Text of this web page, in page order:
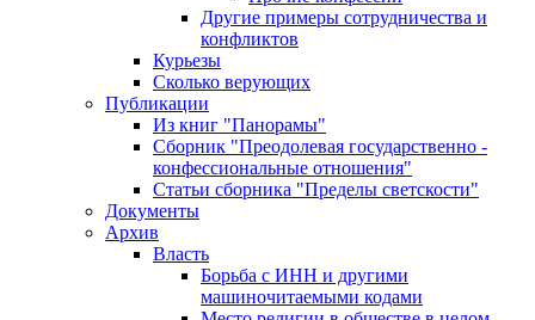
Другие примеры сотрудничества и
конфликтов
Курьезы
Сколько верующих
Публикации
Из книг "Панорамы"
Сборник "Преодолевая государственно -
конфессиональные отношения"
Статьи сборника "Пределы светскости"
Документы
Архив
Власть
Борьба с ИНН и другими
машиночитаемыми кодами